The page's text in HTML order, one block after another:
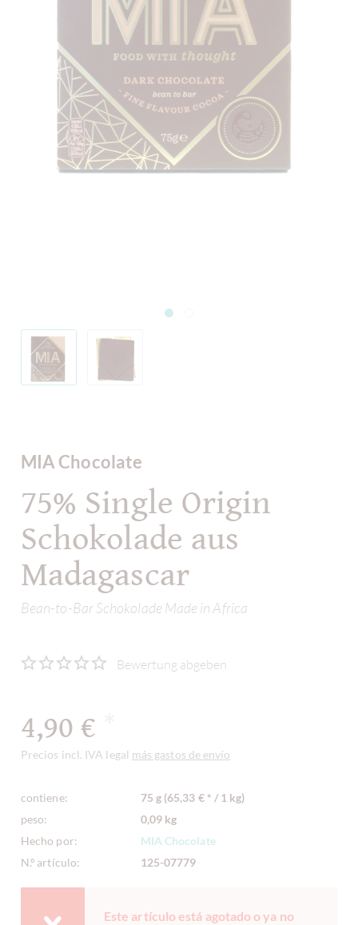
MIA Chocolate
75% Single Origin
Schokolade aus
Madagascar
Bean-to-Bar Schokolade Made in Africa
Bewertung abgeben
4,90 €
Precios incl. IVA legal más gastos de envío
contiene:
75 g (65,33 € * / 1 kg)
peso:
0,09 kg
Hecho por:
MIA Chocolate
N.º artículo:
125-07779
Este artículo está agotado o ya no